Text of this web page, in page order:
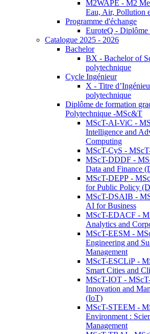
M2WAPE - M2
Eau, Air, Pollution
Programme d'échange
EuroteQ - Diplôme
Catalogue 2025 - 2026
Bachelor
BX - Bachelor of
polytechnique
Cycle Ingénieur
X - Titre
polytechnique
Diplôme de formation
Polytechnique -MSc&T
MScT-AI-ViC -
Intelligence and
Computing
MScT-CyS -
MScT-DDDF -
Data and Finance
MScT-DEPP -
for Public Policy
MScT-DSAIB -
AI for Business
MScT-EDACF -
Analytics and
MScT-EESM -
Engineering and
Management
MScT-ESCLiP -
Smart Cities and
MScT-IOT -
Innovation and
(IoT)
MScT-STEEM -
Environment :
Management